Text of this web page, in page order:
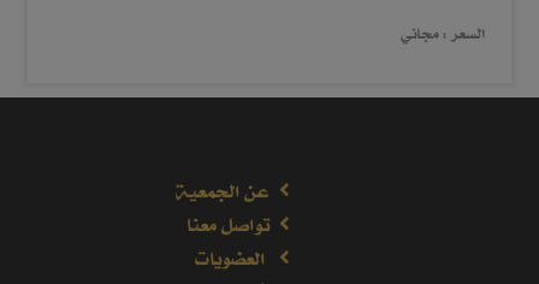
السعر : مجاني
عن الجمعية
تواصل معنا
العضويات